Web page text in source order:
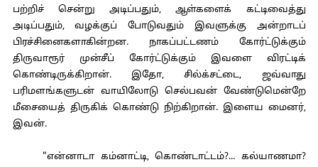
பற்றிச் சென்று அடிப்பதும், ஆள்களைக் கட்டிவைத்து
அடிப்பதும், வழக்குப் போடுவதும் இவளுக்கு அன்றாடப்
பிரச்சினைகளாகின்றன. நாகப்பட்டணம் கோர்ட்டுக்கும்
திருவாரூர் முன்சீப் கோர்ட்டுக்கும் இவளை விரட்டிக்
கொண்டிருக்கிறான். இதோ, சில்க்சட்டை, ஜவ்வாது
பரிமளங்களுடன் வாயிலோடு செல்பவன் வேண்டுமென்றே
மீசையைத் திருகிக் கொண்டு நிற்கிறான். இளைய மைனர்,
இவன்.
"என்னாடா கம்னாட்டி, கொண்டாட்டம்?... கல்யாணமா?